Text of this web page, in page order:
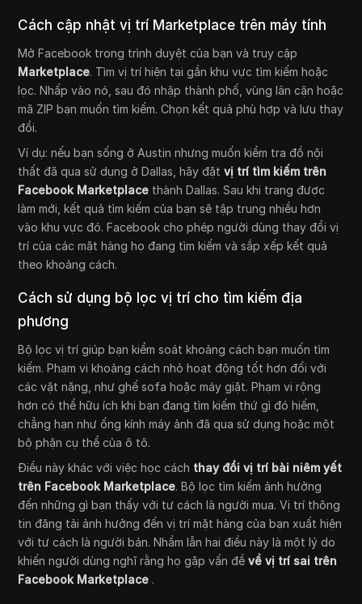
Cách cập nhật vị trí Marketplace trên máy tính
Mở Facebook trong trình duyệt của bạn và truy cập
Marketplace. Tìm vị trí hiện tại gần khu vực tìm kiếm hoặc
lọc. Nhấp vào nó, sau đó nhập thành phố, vùng lân cận hoặc
mã ZIP bạn muốn tìm kiếm. Chọn kết quả phù hợp và lưu thay
đổi.
Ví dụ: nếu bạn sống ở Austin nhưng muốn kiểm tra đồ nội
thất đã qua sử dụng ở Dallas, hãy đặtvị trí tìm kiếm trên
Facebook Marketplace thành Dallas. Sau khi trang được
làm mới, kết quả tìm kiếm của bạn sẽ tập trung nhiều hơn
vào khu vực đó. Facebook cho phép người dùng thay đổi vị
trí của các mặt hàng họ đang tìm kiếm và sắp xếp kết quả
theo khoảng cách.
Cách sử dụng bộ lọc vị trí cho tìm kiếm địa
phương
Bộ lọc vị trí giúp bạn kiểm soát khoảng cách bạn muốn tìm
kiếm. Phạm vi khoảng cách nhỏ hoạt động tốt hơn đối với
các vật nặng, như ghế sofa hoặc máy giặt. Phạm vi rộng
hơn có thể hữu ích khi bạn đang tìm kiếm thứ gì đó hiếm,
chẳng hạn như ống kính máy ảnh đã qua sử dụng hoặc một
bộ phận cụ thể của ô tô.
Điều này khác với việc học cách thay đổi vị trí bài niêm yết
trên Facebook Marketplace. Bộ lọc tìm kiếm ảnh hưởng
đến những gì bạn thấy với tư cách là người mua. Vị trí thông
tin đăng tải ảnh hưởng đến vị trí mặt hàng của bạn xuất hiện
với tư cách là người bán. Nhầm lẫn hai điều này là một lý do
khiến người dùng nghĩ rằng họ gặp vấn đềvề vị trí sai trên
Facebook Marketplace .